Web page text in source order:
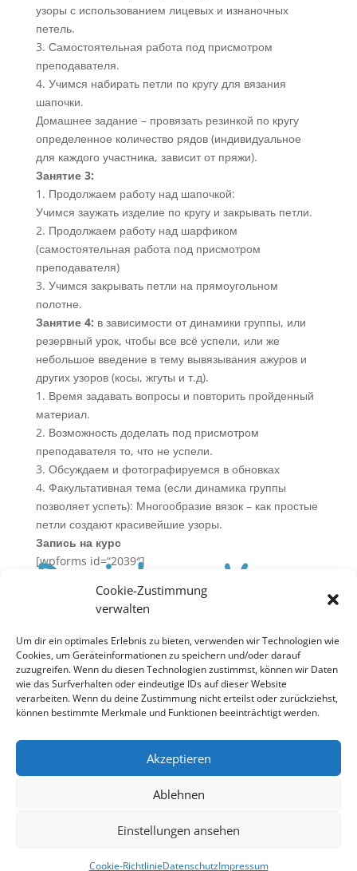
Cookie-Zustimmung
verwalten
Um dir ein optimales Erlebnis zu bieten, verwenden wir Technologien wie
Cookies, um Geräteinformationen zu speichern und/oder darauf
zuzugreifen. Wenn du diesen Technologien zustimmst, können wir Daten
wie das Surfverhalten oder eindeutige IDs auf dieser Website
verarbeiten. Wenn du deine Zustimmung nicht erteilst oder zurückziehst,
können bestimmte Merkmale und Funktionen beeinträchtigt werden.
Akzeptieren
Ablehnen
Einstellungen ansehen
Cookie-RichtlinieDatenschutzImpressum
узоры с использованием лицевых и изнаночных
петель.
3. Самостоятельная работа под присмотром
преподавателя.
4. Учимся набирать петли по кругу для вязания
шапочки.
Домашнее задание – провязать резинкой по кругу
определенное количество рядов (индивидуальное
для каждого участника, зависит от пряжи).
Занятие 3:
1. Продолжаем работу над шапочкой:
Учимся заужать изделие по кругу и закрывать петли.
2. Продолжаем работу над шарфиком
(самостоятельная работа под присмотром
преподавателя)
3. Учимся закрывать петли на прямоугольном
полотне.
Занятие 4: в зависимости от динамики группы, или
резервный урок, чтобы все всё успели, или же
небольшое введение в тему вывязывания ажуров и
других узоров (косы, жгуты и т.д).
1. Время задавать вопросы и повторить пройденный
материал.
2. Возможность доделать под присмотром
преподавателя то, что не успели.
3. Обсуждаем и фотографируемся в обновках
4. Факультативная тема (если динамика группы
позволяет успеть): Многообразие вязок – как простые
петли создают красивейшие узоры.
Запись на курс
[wpforms id=“2039″]
Datenschutz
Kontakt